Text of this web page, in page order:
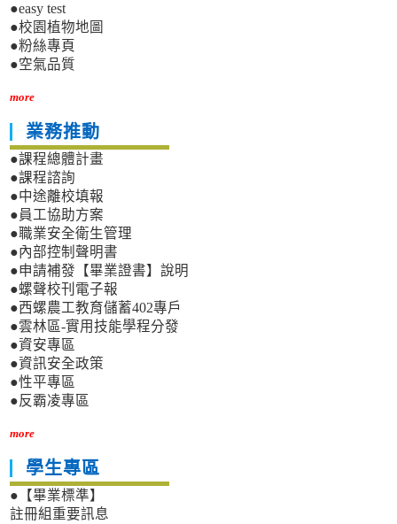
●easy test
●校園植物地圖
●粉絲專頁
●空氣品質
more
業務推動
●課程總體計畫
●課程諮詢
●中途離校填報
●員工協助方案
●職業安全衛生管理
●內部控制聲明書
●申請補發【畢業證書】說明
●螺聲校刊電子報
●西螺農工教育儲蓄402專戶
●雲林區-實用技能學程分發
●資安專區
●資訊安全政策
●性平專區
●反霸凌專區
more
學生專區
●【畢業標準】
註冊組重要訊息